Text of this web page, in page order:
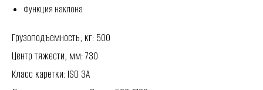
Функция наклона
Грузоподъемность, кг: 500
Центр тяжести, мм: 730
Класс каретки: ISO 3A